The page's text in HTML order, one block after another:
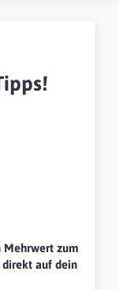
Mehrwert zum
direkt auf dein